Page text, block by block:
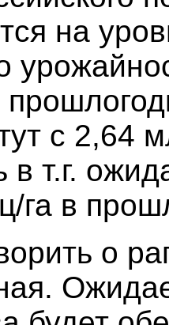
на
с 2,64
в т.г.
га в
о